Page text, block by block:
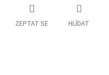
ZEPTAT SE HLÍDAT